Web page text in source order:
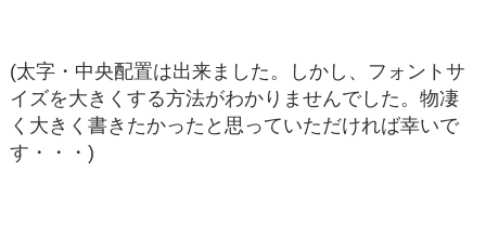
(太字・中央配置は出来ました。しかし、フォントサ
イズを大きくする方法がわかりませんでした。物凄
く大きく書きたかったと思っていただければ幸いで
す・・・)